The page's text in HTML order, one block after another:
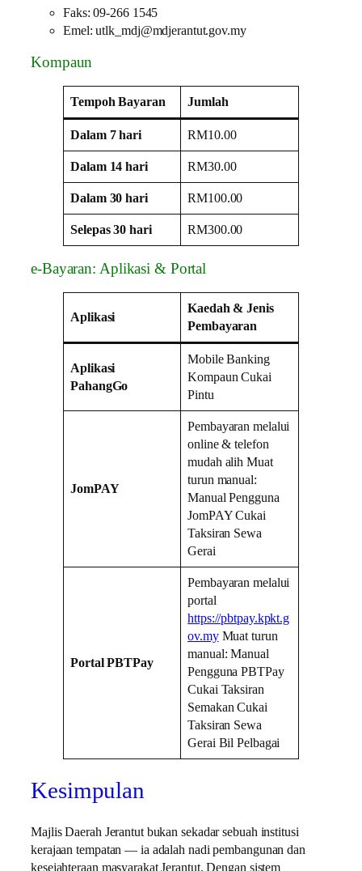
Faks: 09-266 1545
Emel: utlk_mdj@mdjerantut.gov.my
Kompaun
Tempoh Bayaran Jumlah
Dalam 7 hari RM10.00
Dalam 14 hari RM30.00
Dalam 30 hari RM100.00
Selepas 30 hari RM300.00
e-Bayaran: Aplikasi & Portal
Aplikasi
Kaedah & Jenis
Pembayaran
Aplikasi
PahangGo
Mobile Banking
Kompaun Cukai
Pintu
JomPAY
Pembayaran melalui
online & telefon
mudah alih Muat
turun manual:
Manual Pengguna
JomPAY Cukai
Taksiran Sewa
Gerai
Portal PBTPay
Pembayaran melalui
portal
https://pbtpay.kpkt.g
ov.myMuat turun
manual: Manual
Pengguna PBTPay
Cukai Taksiran
Semakan Cukai
Taksiran Sewa
Gerai Bil Pelbagai
Kesimpulan
Majlis Daerah Jerantut bukan sekadar sebuah institusi
kerajaan tempatan — ia adalah nadi pembangunan dan
kesejahteraan masyarakat Jerantut. Dengan sistem